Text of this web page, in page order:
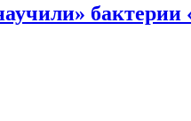
бактерии